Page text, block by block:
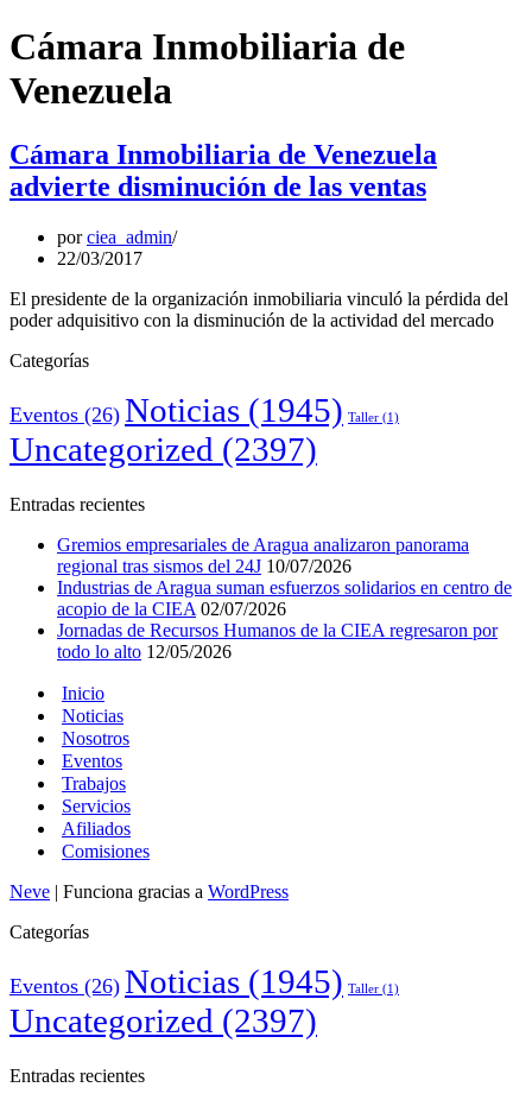
Cámara Inmobiliaria de
Venezuela
Cámara Inmobiliaria de Venezuela
advierte disminución de las ventas
porciea_admin
22/03/2017
El presidente de la organización inmobiliaria vinculó la pérdida del
poder adquisitivo con la disminución de la actividad del mercado
Categorías
Eventos (26) Noticias (1945) Taller (1)
Uncategorized (2397)
Entradas recientes
Gremios empresariales de Aragua analizaron panorama
regional tras sismos del 24J 10/07/2026
Industrias de Aragua suman esfuerzos solidarios en centro de
acopio de la CIEA 02/07/2026
Jornadas de Recursos Humanos de la CIEA regresaron por
todo lo alto 12/05/2026
Inicio
Noticias
Nosotros
Eventos
Trabajos
Servicios
Afiliados
Comisiones
Neve | Funciona gracias a WordPress
Categorías
Eventos (26) Noticias (1945) Taller (1)
Uncategorized (2397)
Entradas recientes